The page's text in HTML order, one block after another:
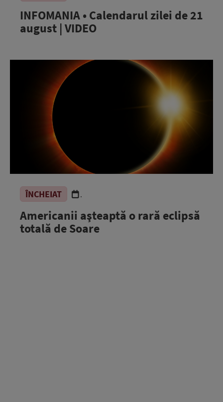
INFOMANIA • Calendarul zilei de 21
august | VIDEO
ÎNCHEIAT .
Americanii aşteaptă o rară eclipsă
totală de Soare